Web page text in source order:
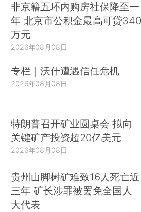
非京籍五环内购房社保降至一
年 北京市公积金最高可贷340
万元
2026年08月08日
专栏｜沃什遭遇信任危机
2026年08月08日
特朗普召开矿业圆桌会 拟向
关键矿产投资超20亿美元
2026年08月08日
贵州山脚树矿难致16人死亡近
三年 矿长涉罪被罢免全国人
大代表